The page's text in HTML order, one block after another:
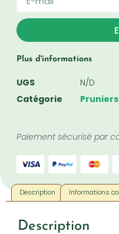
Plus d'informations
UGS
N/D
Catégorie
Pruniers
Paiement sécurisé par
Description Informations
Description